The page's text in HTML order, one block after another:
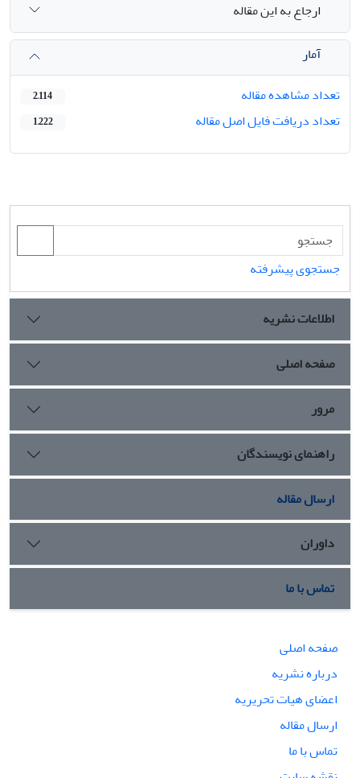
ارجاع به این مقاله
آمار
تعداد مشاهده مقاله
2,114
تعداد دریافت فایل اصل مقاله 1,222
جستجوی پیشرفته
اطلاعات نشریه
صفحه اصلی
مرور
راهنمای نویسندگان
ارسال مقاله
داوران
تماس با ما
صفحه اصلی
درباره نشریه
اعضای هیات تحریریه
ارسال مقاله
تماس با ما